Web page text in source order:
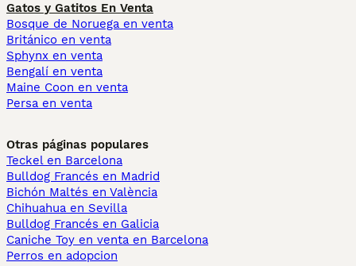
Gatos y Gatitos En Venta
Bosque de Noruega en venta
Británico en venta
Sphynx en venta
Bengalí en venta
Maine Coon en venta
Persa en venta
Otras páginas populares
Teckel en Barcelona
Bulldog Francés en Madrid
Bichón Maltés en València
Chihuahua en Sevilla
Bulldog Francés en Galicia
Caniche Toy en venta en Barcelona
Perros en adopcion